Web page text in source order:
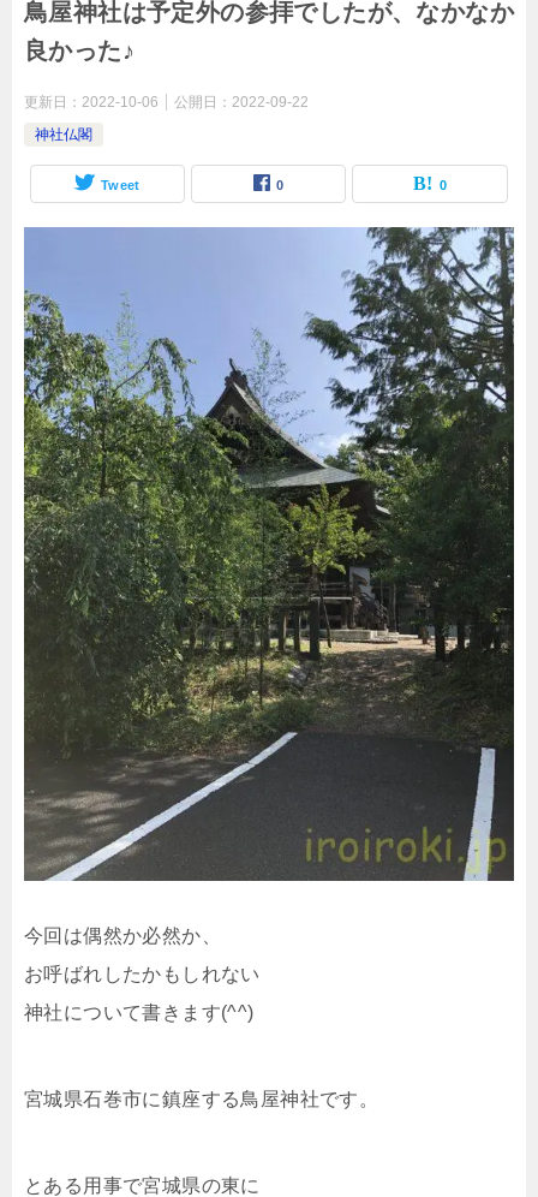
鳥屋神社は予定外の参拝でしたが、なかなか
良かった♪
更新日： 2022-10-06 公開日： 2022-09-22
神社仏閣
Tweet 0 0
今回は偶然か必然か、
お呼ばれしたかもしれない
神社について書きます(^^)
宮城県石巻市に鎮座する鳥屋神社です。
とある用事で宮城県の東に